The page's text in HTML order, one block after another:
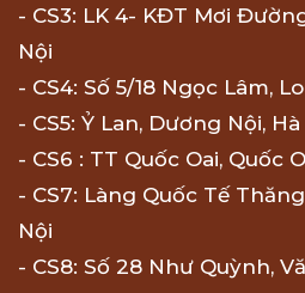
- CS3: LK 4- KĐT Mơi
Nội
- CS4: Số 5/18 Ngọc Lâm,
- CS5: Ỷ Lan, Dương Nội,
- CS6 : TT Quốc Oai, Quốc
- CS7: Làng Quốc Tế
Nội
- CS8: Số 28 Như Quỳnh,